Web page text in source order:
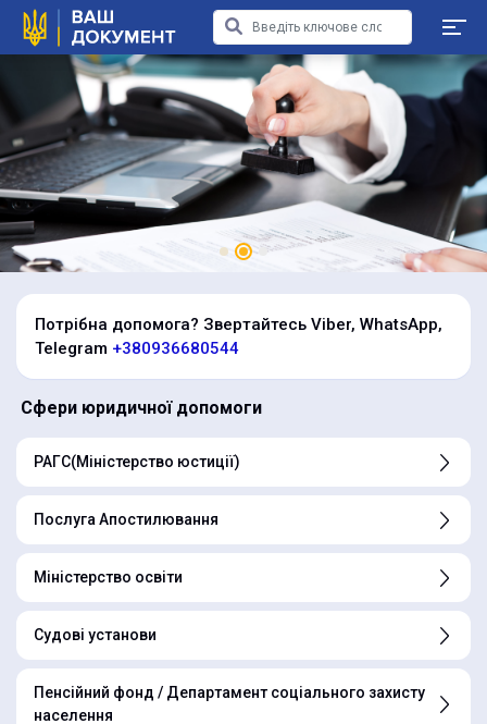
Лінгвістична експертиза
Потрібна допомога? Звертайтесь Viber, WhatsApp,
Telegram +380936680544
Сфери юридичної допомоги
РАГС(Міністерство юстиції)
Послуга Апостилювання
Міністерство освіти
Судові установи
Пенсійний фонд / Департамент соціального захисту
населення